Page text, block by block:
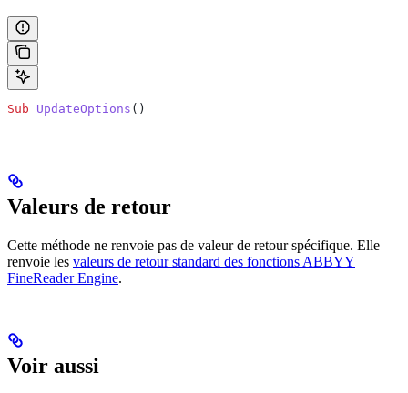
Sub UpdateOptions ()
Valeurs de retour
Cette méthode ne renvoie pas de valeur de retour spécifique. Elle
renvoie les valeurs de retour standard des fonctions ABBYY
FineReader Engine.
Voir aussi